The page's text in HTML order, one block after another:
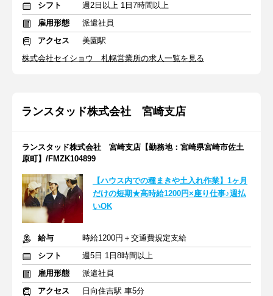
シフト
週2日以上 1日7時間以上
雇用形態
派遣社員
アクセス
美園駅
株式会社セイショウ 札幌営業所の求人一覧を見る
ランスタッド株式会社 宮崎支店
ランスタッド株式会社 宮崎支店【勤務地：宮崎県宮崎市佐土
原町】/FMZK104899
【ハウス内での種まきや土入れ作業】1ヶ月
だけの短期★高時給1200円×座り仕事♪週払
いOK
給与
時給1200円＋交通費規定支給
シフト
週5日 1日8時間以上
雇用形態
派遣社員
アクセス
日向住吉駅 車5分